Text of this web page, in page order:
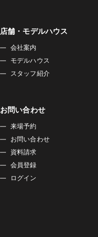
店舗・モデルハウス
会社案内
モデルハウス
スタッフ紹介
お問い合わせ
来場予約
お問い合わせ
資料請求
会員登録
ログイン